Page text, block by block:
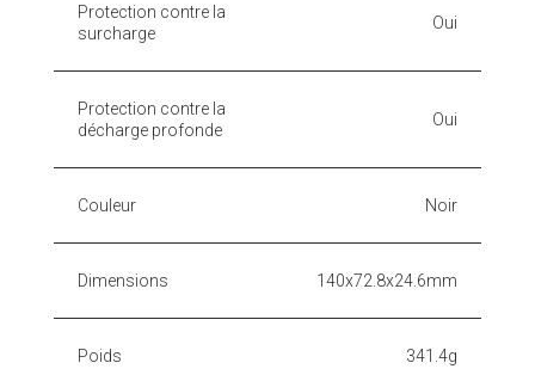
Protection contre la
surcharge
Oui
Protection contre la
décharge profonde
Oui
Couleur Noir
Dimensions 140x72.8x24.6mm
Poids 341.4g